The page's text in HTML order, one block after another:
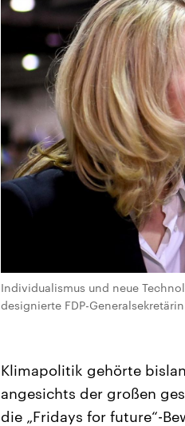
Individualismus und neue
designierte FDP-
Klimapolitik gehörte
angesichts der großen
die „Fridays for future“-